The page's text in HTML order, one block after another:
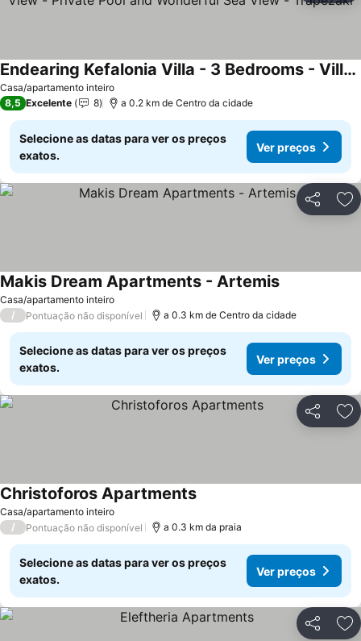
Casa/apartamento inteiro
Endearing Kefalonia Villa - 3 Bedrooms - Villa Afrato Sea View - Private Pool and Wonderful Sea View - Trapezaki
8,5 Excelente 8 a 0.2 km de Centro da cidade
Selecione as datas para ver os preços
exatos.
Ver preços
Partilhar
Casa/apartamento inteiro
Makis Dream Apartments - Artemis
/ Pontuação não disponível a 0.3 km de Centro da cidade
Selecione as datas para ver os preços
exatos.
Ver preços
Partilhar
Casa/apartamento inteiro
Christoforos Apartments
/ Pontuação não disponível a 0.3 km da praia
Selecione as datas para ver os preços
exatos.
Ver preços
Partilhar